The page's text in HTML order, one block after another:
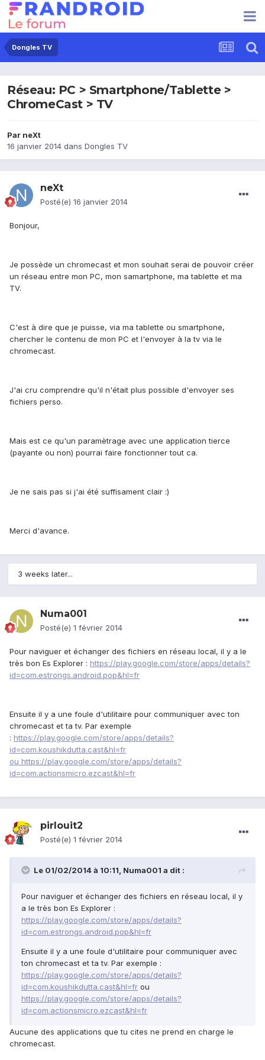
Dongles TV
Réseau: PC > Smartphone/Tablette >
ChromeCast > TV
Par neXt
16 janvier 2014 dans Dongles TV
neXt
Posté(e) 16 janvier 2014
Bonjour,
Je possède un chromecast et mon souhait serai de pouvoir créer
un réseau entre mon PC, mon samartphone, ma tablette et ma
TV.
C'est à dire que je puisse, via ma tablette ou smartphone,
chercher le contenu de mon PC et l'envoyer à la tv via le
chromecast.
J'ai cru comprendre qu'il n'était plus possible d'envoyer ses
fichiers perso.
Mais est ce qu'un paramètrage avec une application tierce
(payante ou non) pourrai faire fonctionner tout ca.
Je ne sais pas si j'ai été suffisament clair :)
Merci d'avance.
3 weeks later...
Numa001
Posté(e) 1 février 2014
Pour naviguer et échanger des fichiers en réseau local, il y a le
très bon Es Explorer : https://play.google.com/store/apps/details?
id=com.estrongs.android.pop&hl=fr
Ensuite il y a une foule d'utilitaire pour communiquer avec ton
chromecast et ta tv. Par exemple
: https://play.google.com/store/apps/details?
id=com.koushikdutta.cast&hl=fr
ou https://play.google.com/store/apps/details?
id=com.actionsmicro.ezcast&hl=fr
pirlouit2
Posté(e) 1 février 2014
Le 01/02/2014 à 10:11, Numa001 a dit :
Pour naviguer et échanger des fichiers en réseau local, il y
a le très bon Es Explorer :
https://play.google.com/store/apps/details?
id=com.estrongs.android.pop&hl=fr
Ensuite il y a une foule d'utilitaire pour communiquer avec
ton chromecast et ta tv. Par exemple :
https://play.google.com/store/apps/details?
id=com.koushikdutta.cast&hl=fr ou
https://play.google.com/store/apps/details?
id=com.actionsmicro.ezcast&hl=fr
Aucune des applications que tu cites ne prend en charge le
chromecast.